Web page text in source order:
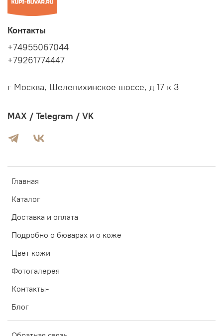
Главная
Каталог
Доставка и оплата
Подробно о бюварах и о коже
Цвет кожи
Фотогалерея
Контакты-
Блог
Контакты
+74955067044
+79261774447
г Москва, Шелепихинское шоссе, д 17 к 3
MAX / Telegram / VK